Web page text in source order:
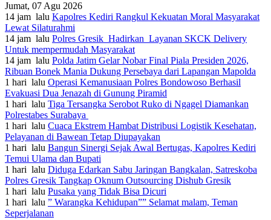
Jumat, 07 Agu 2026
14 jam lalu Kapolres Kediri Rangkul Kekuatan Moral Masyarakat
Lewat Silaturahmi
14 jam lalu Polres Gresik Hadirkan Layanan SKCK Delivery
Untuk mempermudah Masyarakat
14 jam lalu Polda Jatim Gelar Nobar Final Piala Presiden 2026,
Ribuan Bonek Mania Dukung Persebaya dari Lapangan Mapolda
1 hari lalu Operasi Kemanusiaan Polres Bondowoso Berhasil
Evakuasi Dua Jenazah di Gunung Piramid
1 hari lalu Tiga Tersangka Serobot Ruko di Ngagel Diamankan
Polrestabes Surabaya
1 hari lalu Cuaca Ekstrem Hambat Distribusi Logistik Kesehatan,
Pelayanan di Bawean Tetap Diupayakan
1 hari lalu Bangun Sinergi Sejak Awal Bertugas, Kapolres Kediri
Temui Ulama dan Bupati
1 hari lalu Diduga Edarkan Sabu Jaringan Bangkalan, Satreskoba
Polres Gresik Tangkap Oknum Outsourcing Dishub Gresik
1 hari lalu Pusaka yang Tidak Bisa Dicuri
1 hari lalu ” Warangka Kehidupan”” Selamat malam, Teman
Seperjalanan